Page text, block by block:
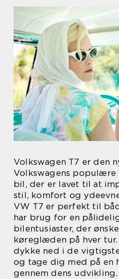
Volkswagen T7 er den
Volkswagens populære
bil, der er lavet til at
stil, komfort og
VW T7 er perfekt til
har brug for en
bilentusiaster, der
køreglæden på hver
dykke ned i de
og tage dig med på en
gennem dens udvikling.